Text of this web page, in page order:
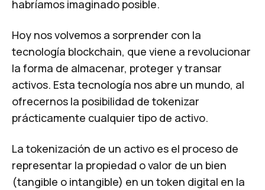
habríamos imaginado posible.
Hoy nos volvemos a sorprender con la
tecnología blockchain, que viene a revolucionar
la forma de almacenar, proteger y transar
activos. Esta tecnología nos abre un mundo, al
ofrecernos la posibilidad de tokenizar
prácticamente cualquier tipo de activo.
La tokenización de un activo es el proceso de
representar la propiedad o valor de un bien
(tangible o intangible) en un token digital en la